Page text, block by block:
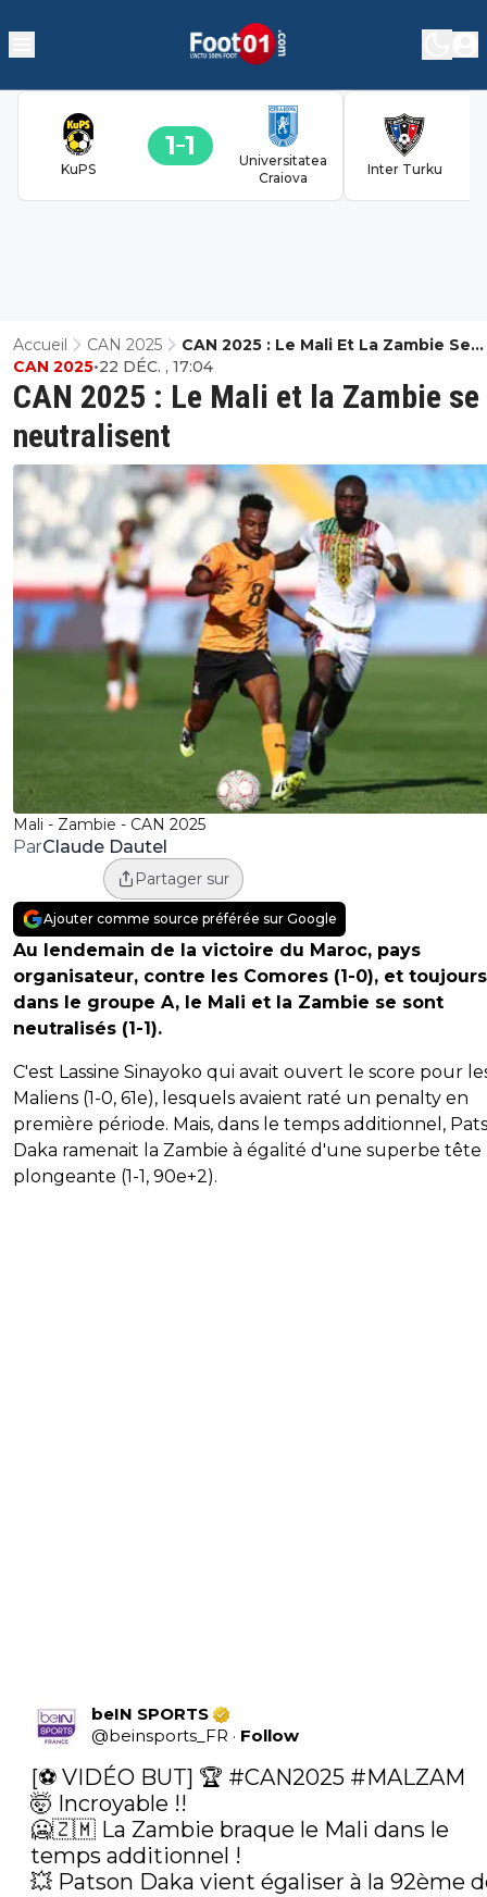
KuPS
1 1
Universitatea
Craiova
Inter Turku
Accueil CAN 2025
CAN 2025 : Le Mali Et La Zambie Se
Neutralisent
Mali - Zambie - CAN 2025
CAN 2025 : Le Mali et la Zambie se
neutralisent
CAN 2025•22 DÉC. , 17:04
ParClaude Dautel
Partager sur
Ajouter comme source préférée sur Google
Au lendemain de la victoire du Maroc, pays
organisateur, contre les Comores (1-0), et toujours
dans le groupe A, le Mali et la Zambie se sont
neutralisés (1-1).
C'est Lassine Sinayoko qui avait ouvert le score pour
Maliens (1-0, 61e), lesquels avaient raté un penalty en
première période. Mais, dans le temps additionnel,
Daka ramenait la Zambie à égalité d'une superbe tête
plongeante (1-1, 90e+2).
beIN SPORTS
@beinsports_FR · Follow
[⚽ VIDÉO BUT] 🏆 #CAN2025 #MALZAM
🤯 Incroyable !!
🥶🇿🇲 La Zambie braque le Mali dans le
temps additionnel !
💥 Patson Daka vient égaliser à la 92ème